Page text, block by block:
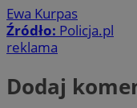
Ewa Kurpas
Źródło: Policja.pl
reklama
Dodaj